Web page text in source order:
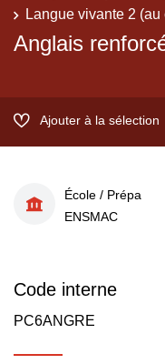
Langue vivante 2 (au
Anglais
Ajouter à la sélection
École / Prépa
ENSMAC
Code interne
PC6ANGRE